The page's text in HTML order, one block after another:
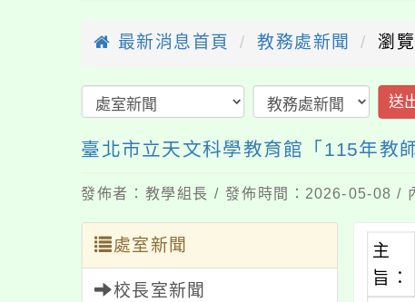
最新消息首頁 教務處新聞 瀏
送
臺北市立天文科學教育館「115年教
發佈者：教學組長 / 發佈時間：2026-05-08 /
處室新聞
校長室新聞
主
旨：